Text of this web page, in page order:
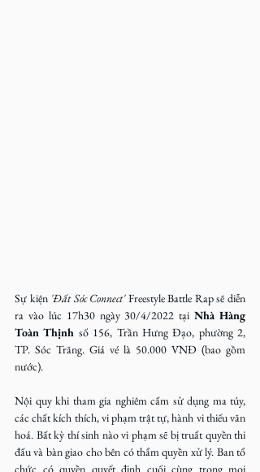
Sự kiện 'Đất Sóc Connect' Freestyle Battle Rap sẽ diễn
ra vào lúc 17h30 ngày 30/4/2022 tại Nhà Hàng
Toàn Thịnh số 156, Trần Hưng Đạo, phường 2,
TP. Sóc Trăng. Giá vé là 50.000 VNĐ (bao gồm
nước).
Nội quy khi tham gia nghiêm cấm sử dụng ma túy,
các chất kích thích, vi phạm trật tự, hành vi thiếu văn
hoá. Bất kỳ thí sinh nào vi phạm sẽ bị truất quyền thi
đấu và bàn giao cho bên có thẩm quyền xử lý. Ban tổ
chức có quyền quyết định cuối cùng trong mọi